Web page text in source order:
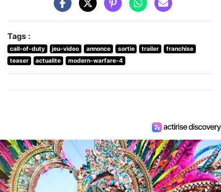
Tags :
call-of-duty jeu-video annonce sortie trailer
franchise
teaser
actualite modern-warfare-4